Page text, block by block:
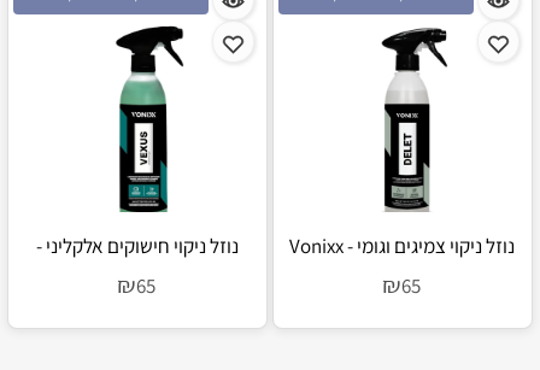
נוזל ניקוי צמיגים וגומי - Vonixx
₪65
נוזל ניקוי חישוקים אלקליני -
₪65